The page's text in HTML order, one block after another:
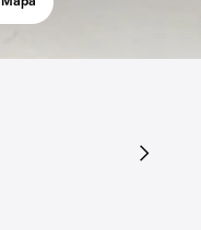
Mapa